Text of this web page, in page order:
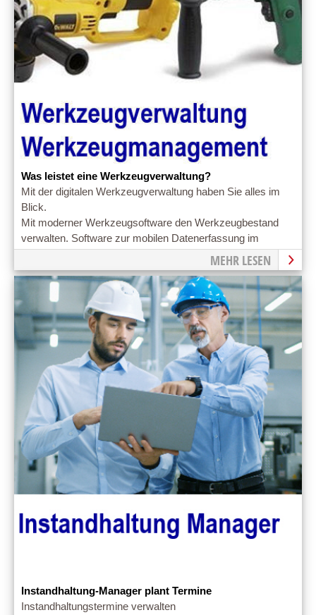
Was leistet eine Werkzeugverwaltung?
Mit der digitalen Werkzeugverwaltung haben Sie alles im
Blick.
Mit moderner Werkzeugsoftware den Werkzeugbestand
verwalten. Software zur mobilen Datenerfassung im
MEHR LESEN
Instandhaltung-Manager plant Termine
Instandhaltungstermine verwalten